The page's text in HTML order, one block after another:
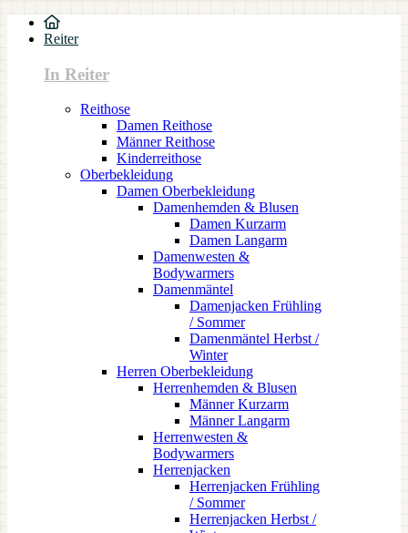
Reiter
In Reiter
Reithose
Damen Reithose
Männer Reithose
Kinderreithose
Oberbekleidung
Damen Oberbekleidung
Damenhemden & Blusen
Damen Kurzarm
Damen Langarm
Damenwesten &
Bodywarmers
Damenmäntel
Damenjacken Frühling
/ Sommer
Damenmäntel Herbst /
Winter
Herren Oberbekleidung
Herrenhemden & Blusen
Männer Kurzarm
Männer Langarm
Herrenwesten &
Bodywarmers
Herrenjacken
Herrenjacken Frühling
/ Sommer
Herrenjacken Herbst /